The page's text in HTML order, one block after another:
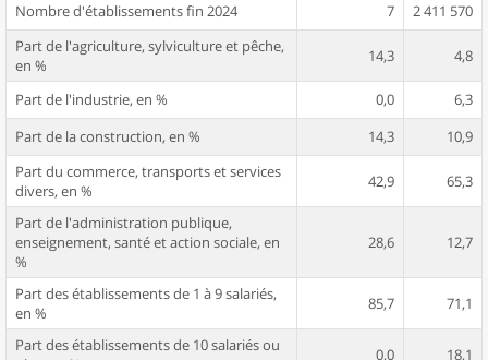
Nombre d'établissements fin 2024
7
2 411 570
Part de l'agriculture, sylviculture et pêche,
en %
14,3 4,8
Part de l'industrie, en % 0,0
6,3
Part de la construction, en %
14,3
10,9
Part du commerce, transports et services
divers, en %
42,9 65,3
Part de l'administration publique,
enseignement, santé et action sociale, en
%
28,6 12,7
Part des établissements de 1 à 9 salariés,
en %
85,7 71,1
Part des établissements de 10 salariés ou
0,0 18,1